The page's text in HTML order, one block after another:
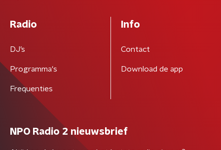
Radio
DJ’s
Programma's
Frequenties
Info
Contact
Download de app
NPO Radio 2 nieuwsbrief